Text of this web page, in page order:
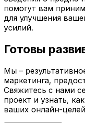
помогут вам
для улучшения
усилий.
Готовы
Мы –
маркетинга,
Свяжитесь с нами
проект и узнать,
ваших онлайн-